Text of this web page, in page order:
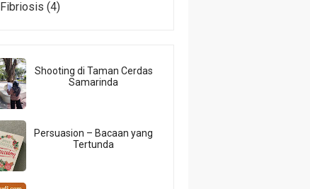
Fibriosis (4)
Shooting di Taman Cerdas
Samarinda
Persuasion – Bacaan yang
Tertunda